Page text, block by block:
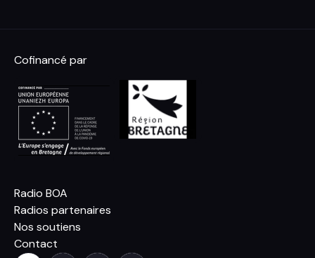
Cofinancé par
Radio BOA
Radios partenaires
Nos soutiens
Contact